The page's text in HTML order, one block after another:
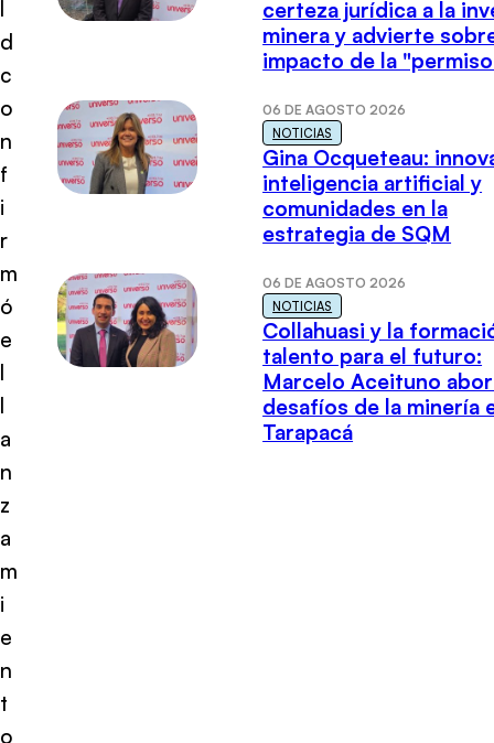
l
d
c
o
n
f
i
r
m
ó
e
l
l
a
n
z
a
m
i
e
n
t
o
certeza jurídica a la
minera y advierte
impacto de la
06 DE AGOSTO 2026
NOTICIAS
Gina Ocqueteau:
inteligencia artificial y
comunidades en la
estrategia de SQM
06 DE AGOSTO 2026
NOTICIAS
Collahuasi y la
talento para el futuro:
Marcelo Aceituno
desafíos de la minería
Tarapacá